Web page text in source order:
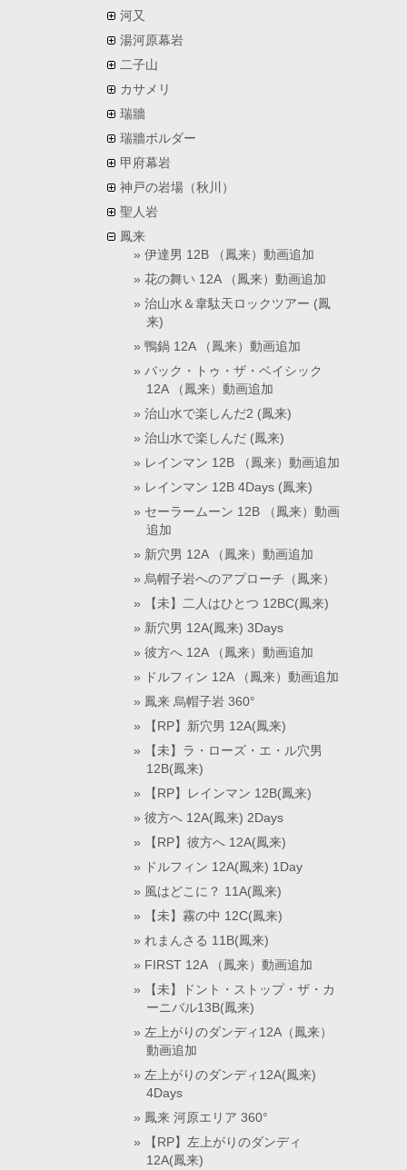
河又
湯河原幕岩
二子山
カサメリ
瑞牆
瑞牆ボルダー
甲府幕岩
神戸の岩場（秋川）
聖人岩
鳳来
伊達男 12B （鳳来）動画追加
花の舞い 12A （鳳来）動画追加
治山水＆韋駄天ロックツアー (鳳
来)
鴨鍋 12A （鳳来）動画追加
バック・トゥ・ザ・ベイシック
12A （鳳来）動画追加
治山水で楽しんだ2 (鳳来)
治山水で楽しんだ (鳳来)
レインマン 12B （鳳来）動画追加
レインマン 12B 4Days (鳳来)
セーラームーン 12B （鳳来）動画
追加
新穴男 12A （鳳来）動画追加
烏帽子岩へのアプローチ（鳳来）
【未】二人はひとつ 12BC(鳳来)
新穴男 12A(鳳来) 3Days
彼方へ 12A （鳳来）動画追加
ドルフィン 12A （鳳来）動画追加
鳳来 烏帽子岩 360°
【RP】新穴男 12A(鳳来)
【未】ラ・ローズ・エ・ル穴男
12B(鳳来)
【RP】レインマン 12B(鳳来)
彼方へ 12A(鳳来) 2Days
【RP】彼方へ 12A(鳳来)
ドルフィン 12A(鳳来) 1Day
風はどこに？ 11A(鳳来)
【未】霧の中 12C(鳳来)
れまんさる 11B(鳳来)
FIRST 12A （鳳来）動画追加
【未】ドント・ストップ・ザ・カ
ーニバル13B(鳳来)
左上がりのダンディ12A（鳳来）
動画追加
左上がりのダンディ12A(鳳来)
4Days
鳳来 河原エリア 360°
【RP】左上がりのダンディ
12A(鳳来)